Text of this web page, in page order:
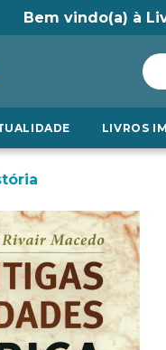
Bem vindo(a) à
LIVROS